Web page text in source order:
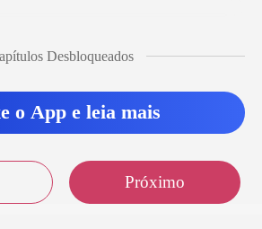
Desbloqueados
o App e leia mais
Próximo